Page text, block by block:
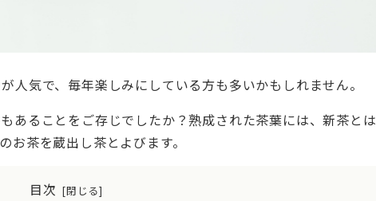
人気で、毎年楽しみにしている方も多いかもしれません。
あることをご存じでしたか？熟成された茶葉には、新茶とは
お茶を蔵出し茶とよびます。
目次